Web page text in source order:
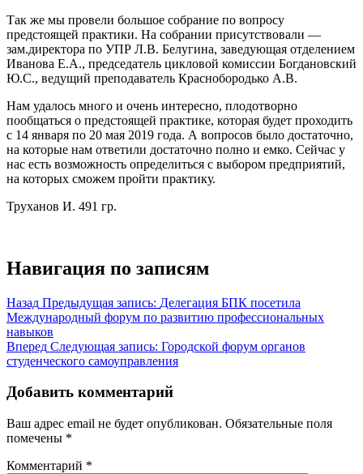
Так же мы провели большое собрание по вопросу
предстоящей практики. На собрании присутствовали —
зам.директора по УПР Л.В. Белугина, заведующая отделением
Иванова Е.А., председатель цикловой комиссии Богдановский
Ю.С., ведущий преподаватель Краснобородько А.В.
Нам удалось много и очень интересно, плодотворно
пообщаться о предстоящей практике, которая будет проходить
с 14 января по 20 мая 2019 года. А вопросов было достаточно,
на которые нам ответили достаточно полно и емко. Сейчас у
нас есть возможность определиться с выбором предприятий,
на которых сможем пройти практику.
Труханов И. 491 гр.
Навигация по записям
Назад Предыдущая запись: Делегация БПК посетила
Международный форум по развитию профессиональных
навыков
Вперед Следующая запись: Городской форум органов
студенческого самоуправления
Добавить комментарий
Ваш адрес email не будет опубликован. Обязательные поля
помечены *
Комментарий *